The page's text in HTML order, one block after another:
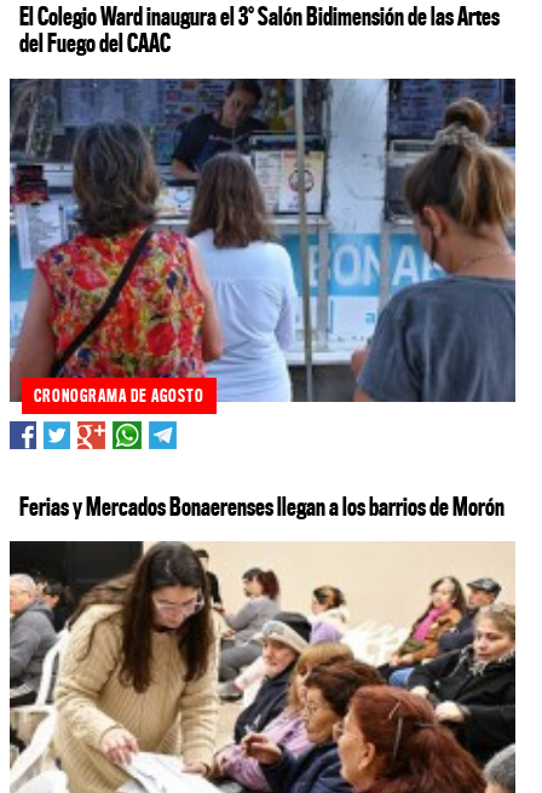
El Colegio Ward inaugura el 3° Salón Bidimensión de las Artes
del Fuego del CAAC
CRONOGRAMA DE AGOSTO
Ferias y Mercados Bonaerenses llegan a los barrios de Morón